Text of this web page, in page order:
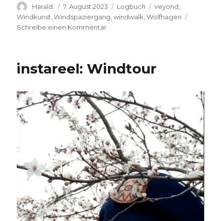
Autor
Harald.
Veröffentlicht
am
7. August 2023 Kategorien
Logbuch Schlagwörter
veyond
Windkunst ,Windspaziergang ,windwalk ,Wolfhagen
Schreibe einen Kommentarzu
instareel: Windtour
Video-
Player